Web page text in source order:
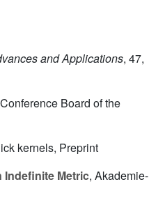
and Applications, 47,
Board of the
kernels, Preprint
Indefinite Metric, Akademie-